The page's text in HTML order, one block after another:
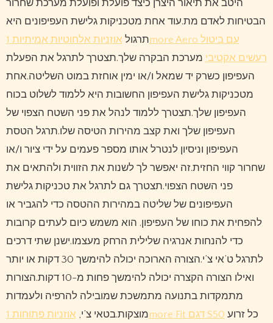
היטב את תיאור היצרן כיצד פועלת ופועלת מערכת שחרור
הבטיחות לאדם מת.עוד אחת מטכניקות גלישת העפיפונים היא
תרגול
אוזניות אלחוטיות אמיתיות 1more Aero עם ביטול
רעשים אקטיבי מערכת הבקרה שלך.תצטרך לתרגל את הפעלת
העפיפון כשרק יד שמאל ו/או ימין אוחזת במוט השליטה.אחת
מטכניקות גלישת העפיפון החשובות היא ללמוד לשלוט בכוח
העפיפון שלך.תצטרך ללמוד לנהל את פני השטח הצפוי של
העפיפון שלך ואת קצב מהירות הטיסה שלו.תרגל הטסת
העפיפון וניסיון לנטרל אותו מספר פעמים על ידי ציור ו/או
שחרור קווי החזית.זה יאפשר לך לשנות את הזווית ולהתאים את
פני השטח הצפוי.תצטרך גם לתרגל את טכניקות גלישת
העפיפונים של שליטה במהירות ההטסה כדי להגביר או
להפחית את כוחו של העפיפון. הוא משמש כיום לעתים קרובות
כדי להנחות אנרגיה שלילית הרחק מעצמו.ישנן שתי דרכים
לתרגל ט’אי צ’י.הצורה הארוכה יכולה להימשך 30 דקות או יותר
ואילו הצורה הקצרה יכולה להימשך פחות מ-10 דקות.הצורות
מתמקדות בתנועה מתמשכת שמובילה להרפיה ולעמדות
מוצקות.בטאי צ’י,
אוזניות פתוחות 1more Fit דגם S50